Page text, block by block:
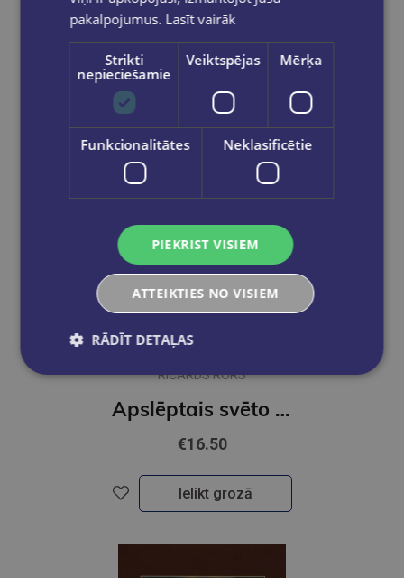
Ielikt grozā
RIČARDS RORS
Apslēptais svēto rakstu garīgums
€16.50
Ielikt grozā
pakalpojumus. Lasīt vairāk
Strikti
nepieciešamie
Veiktspējas Mērķa
Funkcionalitātes Neklasificētie
PIEKRIST VISIEM
ATTEIKTIES NO VISIEM
RĀDĪT DETAĻAS